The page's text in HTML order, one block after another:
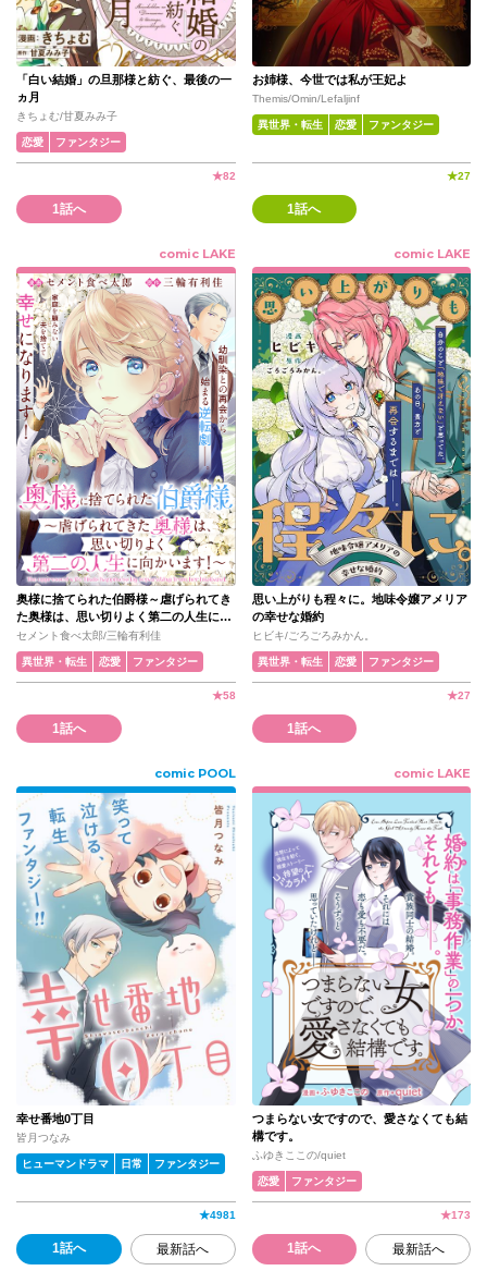
「白い結婚」の旦那様と紡ぐ、最後の一
ヵ月
きちょむ/甘夏みみ子
恋愛 ファンタジー
★82
1話へ
お姉様、今世では私が王妃よ
Themis/Omin/Lefaljinf
異世界・転生 恋愛 ファンタジー
★27
1話へ
comic LAKE
奥様に捨てられた伯爵様～虐げられてき
た奥様は、思い切りよく第二の人生に向
かいます！～
セメント食べ太郎/三輪有利佳
異世界・転生 恋愛 ファンタジー
★58
1話へ
comic LAKE
思い上がりも程々に。地味令嬢アメリア
の幸せな婚約
ヒビキ/ごろごろみかん。
異世界・転生 恋愛 ファンタジー
★27
1話へ
comic POOL
幸せ番地0丁目
皆月つなみ
ヒューマンドラマ 日常 ファンタジー
★4981
1話へ 最新話へ
comic LAKE
つまらない女ですので、愛さなくても結
構です。
ふゆきここの/quiet
恋愛 ファンタジー
★173
1話へ 最新話へ